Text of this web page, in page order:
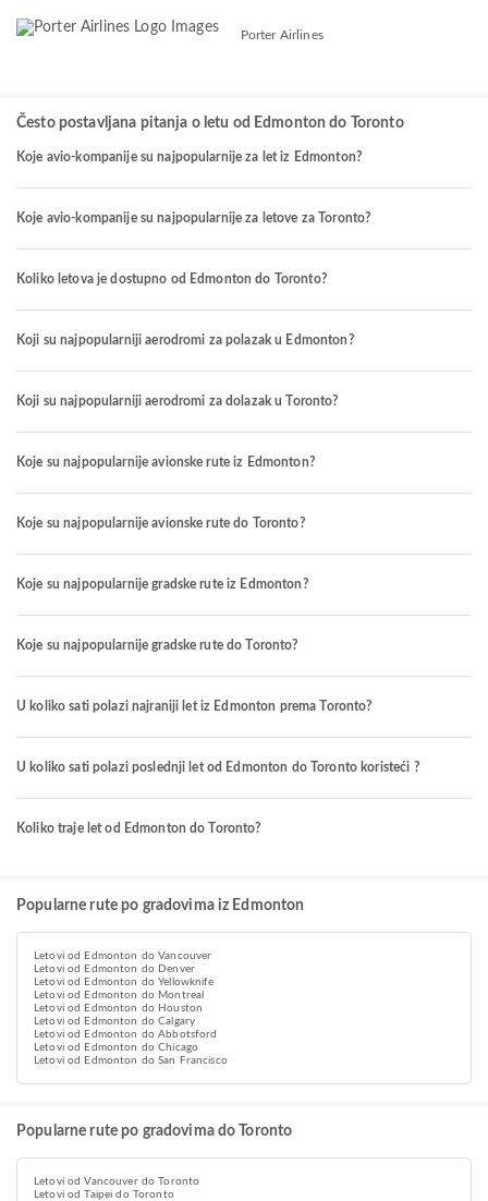
Porter Airlines
Često postavljana pitanja o letu od Edmonton do Toronto
Koje avio-kompanije su najpopularnije za let iz Edmonton?
Koje avio-kompanije su najpopularnije za letove za Toronto?
Koliko letova je dostupno od Edmonton do Toronto?
Koji su najpopularniji aerodromi za polazak u Edmonton?
Koji su najpopularniji aerodromi za dolazak u Toronto?
Koje su najpopularnije avionske rute iz Edmonton?
Koje su najpopularnije avionske rute do Toronto?
Koje su najpopularnije gradske rute iz Edmonton?
Koje su najpopularnije gradske rute do Toronto?
U koliko sati polazi najraniji let iz Edmonton prema Toronto?
U koliko sati polazi poslednji let od Edmonton do Toronto koristeći ?
Koliko traje let od Edmonton do Toronto?
Popularne rute po gradovima iz Edmonton
Letovi od Edmonton do Vancouver
Letovi od Edmonton do Denver
Letovi od Edmonton do Yellowknife
Letovi od Edmonton do Montreal
Letovi od Edmonton do Houston
Letovi od Edmonton do Calgary
Letovi od Edmonton do Abbotsford
Letovi od Edmonton do Chicago
Letovi od Edmonton do San Francisco
Popularne rute po gradovima do Toronto
Letovi od Vancouver do Toronto
Letovi od Taipei do Toronto